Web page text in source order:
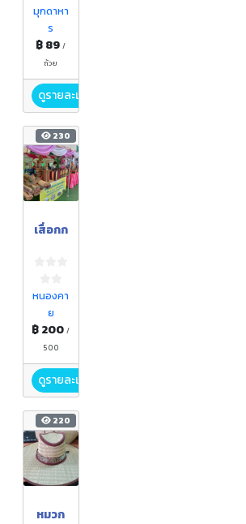
CHUJ
AI
HOT
CUP
BAMB
OO
SOUP
มุกดาหา
ร
฿ 89/
ถ้วย
ดูรายละเอียด
230
เสื่อกก
หนองคา
ย
฿ 200/
500
ดูรายละเอียด
220
หมวก